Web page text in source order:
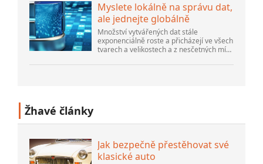
Myslete lokálně na správu dat,
ale jednejte globálně
Množství vytvářených dat stále
exponenciálně roste a přicházejí ve všech
tvarech a velikostech a z nesčetných míst.
nestrukturovaný a je to gen...
Žhavé články
Jak bezpečně přestěhovat své
klasické auto